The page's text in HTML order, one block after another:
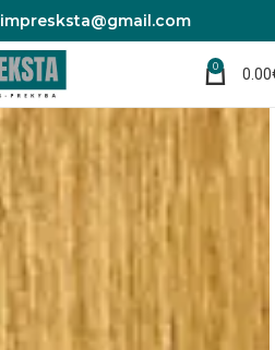
impresksta@gmail.com
0 0.00